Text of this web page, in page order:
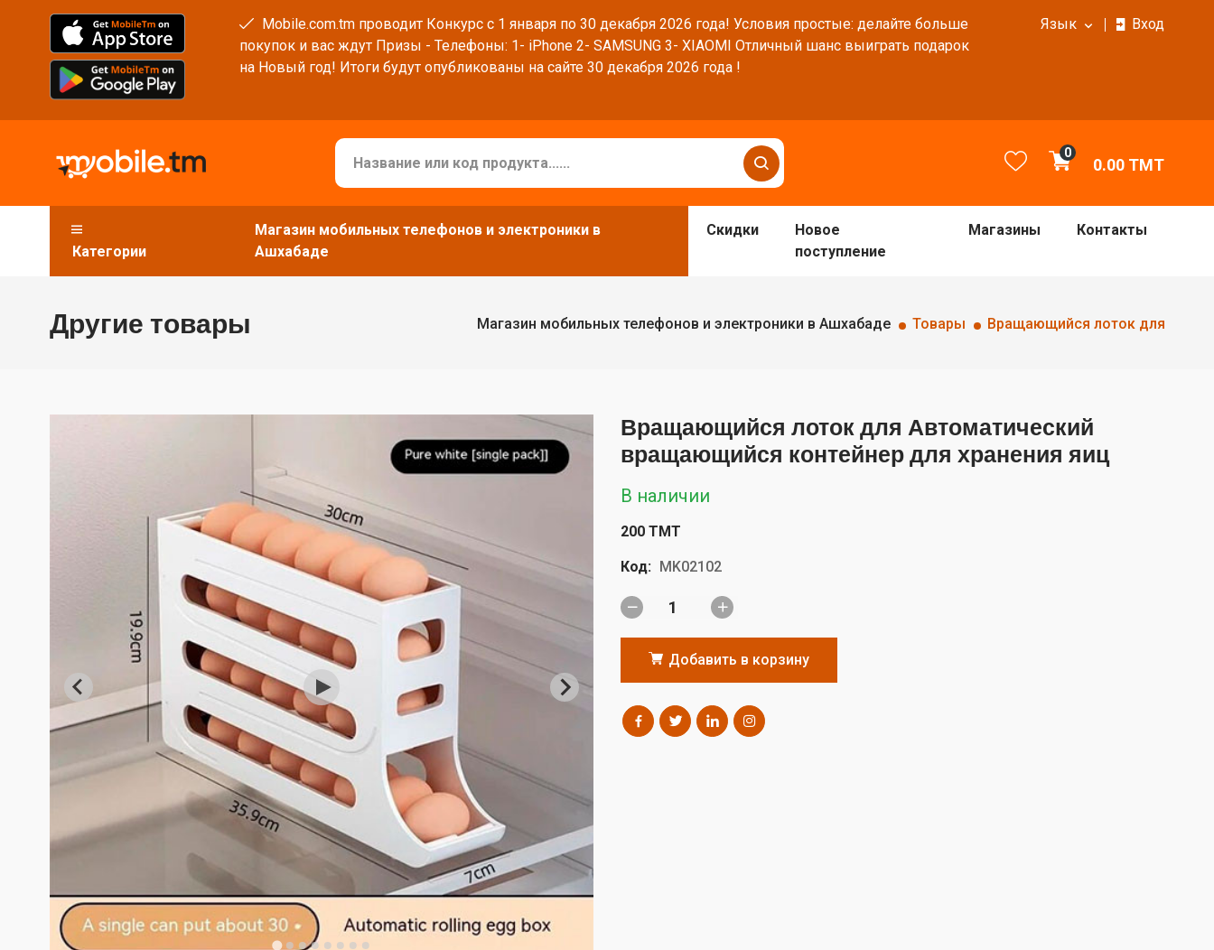
Mobile.com.tm проводит Конкурс с 1 января по 30 декабря 2026 года! Условия простые: делайте больше
покупок и вас ждут Призы - Телефоны: 1- iPhone 2- SAMSUNG 3- XIAOMI Отличный шанс выиграть подарок
на Новый год! Итоги будут опубликованы на сайте 30 декабря 2026 года !
Язык Вход
0
0.00 TMT
Категории
Магазин мобильных телефонов и электроники в
Ашхабаде
Скидки
Новое
поступление
Магазины Контакты
Другие товары Магазин мобильных телефонов и электроники в Ашхабаде Товары Вращающийся лоток для
Вращающийся лоток для Автоматический
вращающийся контейнер для хранения яиц
В наличии
200 TMT
Код: MK02102
Добавить в корзину